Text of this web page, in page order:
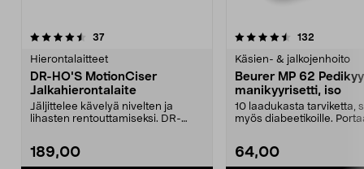
37arvostelut
Hierontalaitteet
DR-HO'S MotionCiser
Jalkahierontalaite
Jäljittelee kävelyä nivelten ja
lihasten rentouttamiseksi. DR-
189,00
4.5 viidestä
132
Käsien- & jalkojenhoito
Beurer MP 62
manikyyrisetti, iso
10 laadukasta tarviketta,
myös diabeetikoille.
64,00
4.0 viidestä